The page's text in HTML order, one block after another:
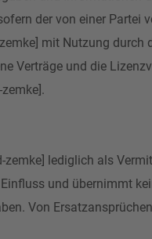
der von einer
mit Nutzung durch
Verträge und die
lediglich als
und übernimmt
Von